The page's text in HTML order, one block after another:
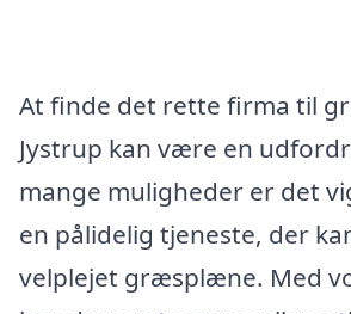
At finde det rette firma til
Jystrup kan være en
mange muligheder er det
en pålidelig tjeneste, der
velplejet græsplæne. Med